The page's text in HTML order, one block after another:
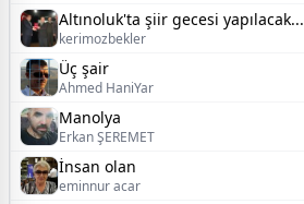
Altınoluk'ta şiir gecesi yapılacak...
kerimozbekler
Üç şair
Ahmed HaniYar
Manolya
Erkan ŞEREMET
İnsan olan
eminnur acar